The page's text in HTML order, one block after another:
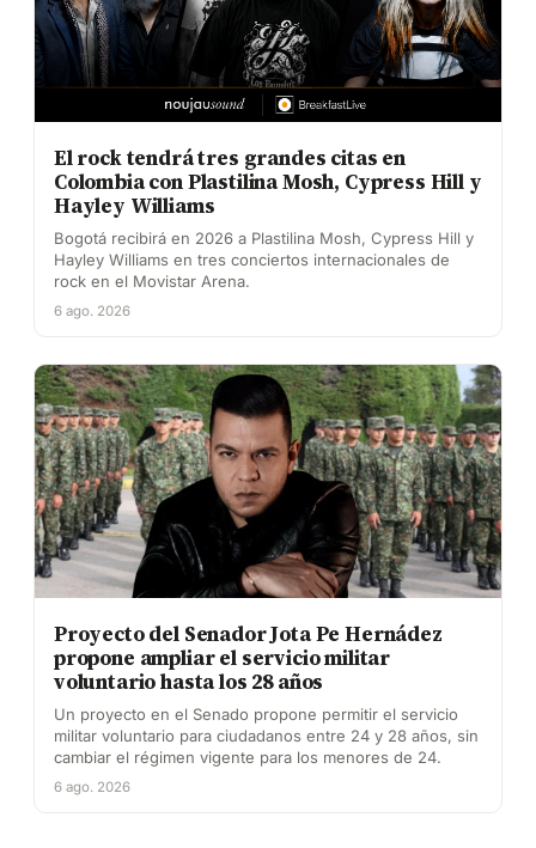
El rock tendrá tres grandes citas en
Colombia con Plastilina Mosh, Cypress Hill y
Hayley Williams
Bogotá recibirá en 2026 a Plastilina Mosh, Cypress Hill y
Hayley Williams en tres conciertos internacionales de
rock en el Movistar Arena.
6 ago. 2026
Proyecto del Senador Jota Pe Hernádez
propone ampliar el servicio militar
voluntario hasta los 28 años
Un proyecto en el Senado propone permitir el servicio
militar voluntario para ciudadanos entre 24 y 28 años, sin
cambiar el régimen vigente para los menores de 24.
6 ago. 2026